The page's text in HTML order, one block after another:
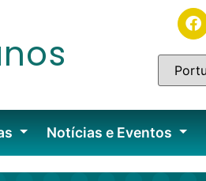
Notícias e Eventos